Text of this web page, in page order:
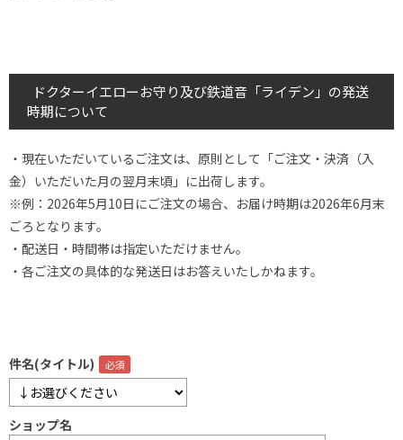
ドクターイエローお守り及び鉄道音「ライデン」の発送
時期について
・現在いただいているご注文は、原則として「ご注文・決済（入
金）いただいた月の翌月末頃」に出荷します。
※例：2026年5月10日にご注文の場合、お届け時期は2026年6月末
ごろとなります。
・配送日・時間帯は指定いただけません。
・各ご注文の具体的な発送日はお答えいたしかねます。
件名(タイトル)
ショップ名